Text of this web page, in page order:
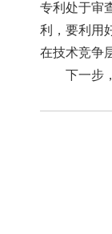
专利处于审
利，要利用
在技术竞争
下一步